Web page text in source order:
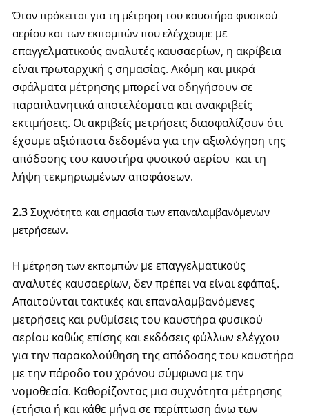
Όταν πρόκειται για τη μέτρηση του καυστήρα φυσικού
αερίου και των εκπομπών που ελέγχουμε με
επαγγελματικούς αναλυτές καυσαερίων, η ακρίβεια
είναι πρωταρχική ς σημασίας. Ακόμη και μικρά
σφάλματα μέτρησης μπορεί να οδηγήσουν σε
παραπλανητικά αποτελέσματα και ανακριβείς
εκτιμήσεις. Οι ακριβείς μετρήσεις διασφαλίζουν ότι
έχουμε αξιόπιστα δεδομένα για την αξιολόγηση της
απόδοσης του καυστήρα φυσικού αερίου και τη
λήψη τεκμηριωμένων αποφάσεων.
2.3Συχνότητα και σημασία των επαναλαμβανόμενων
μετρήσεων.
Η μέτρηση των εκπομπών με επαγγελματικούς
αναλυτές καυσαερίων, δεν πρέπει να είναι εφάπαξ.
Απαιτούνται τακτικές και επαναλαμβανόμενες
μετρήσεις και ρυθμίσεις του καυστήρα φυσικού
αερίου καθώς επίσης και εκδόσεις φύλλων ελέγχου
για την παρακολούθηση της απόδοσης του καυστήρα
με την πάροδο του χρόνου σύμφωνα με την
νομοθεσία. Καθορίζοντας μια συχνότητα μέτρησης
(ετήσια ή και κάθε μήνα σε περίπτωση άνω των